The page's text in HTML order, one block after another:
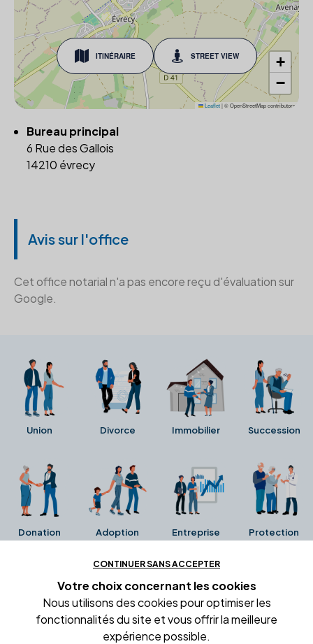
ITINÉRAIRE STREET VIEW
+
−
Leaflet|© OpenStreetMap contributors
Bureau principal
6 Rue des Gallois
14210 évrecy
Avis sur l'office
Cet office notarial n'a pas encore reçu d'évaluation sur
Google.
Union Divorce Immobilier Succession
Donation Adoption Entreprise Protection
Ces avis proviennent directement de la fiche Google
Business de l'office notarial. Ils n'ont ni été collectés ni
été vérifiés par Alexia.fr.
CONTINUER SANS ACCEPTER
Votre choix concernant les cookies
Nous utilisons des cookies pour optimiser les
fonctionnalités du site et vous offrir la meilleure
expérience possible.